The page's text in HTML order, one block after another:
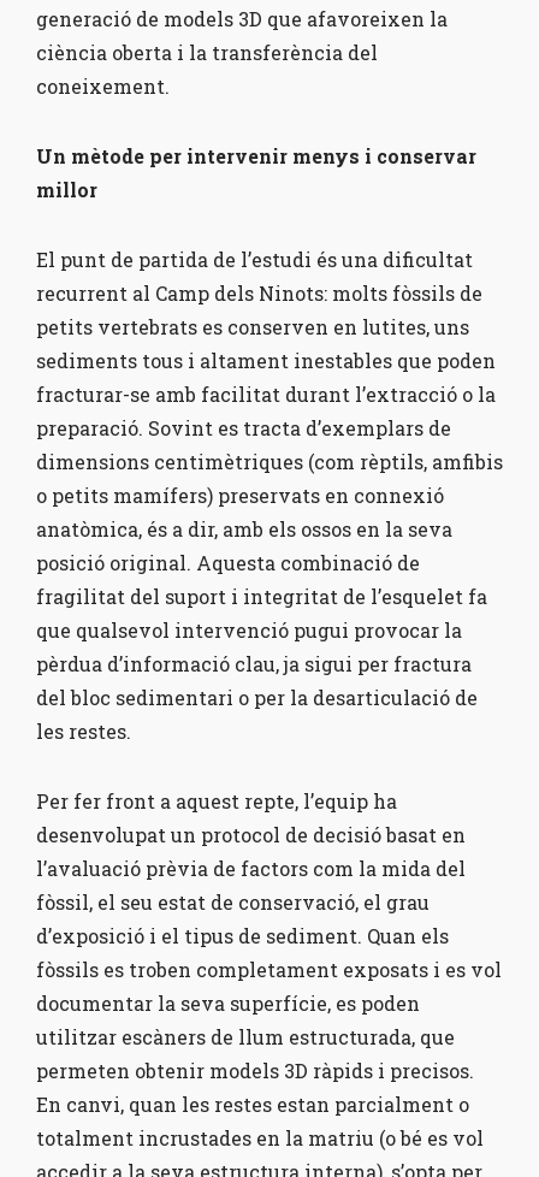
generació de models 3D que afavoreixen la
ciència oberta i la transferència del
coneixement.
Un mètode per intervenir menys i conservar
millor
El punt de partida de l’estudi és una dificultat
recurrent al Camp dels Ninots: molts fòssils de
petits vertebrats es conserven en lutites, uns
sediments tous i altament inestables que poden
fracturar-se amb facilitat durant l’extracció o la
preparació. Sovint es tracta d’exemplars de
dimensions centimètriques (com rèptils, amfibis
o petits mamífers) preservats en connexió
anatòmica, és a dir, amb els ossos en la seva
posició original. Aquesta combinació de
fragilitat del suport i integritat de l’esquelet fa
que qualsevol intervenció pugui provocar la
pèrdua d’informació clau, ja sigui per fractura
del bloc sedimentari o per la desarticulació de
les restes.
Per fer front a aquest repte, l’equip ha
desenvolupat un protocol de decisió basat en
l’avaluació prèvia de factors com la mida del
fòssil, el seu estat de conservació, el grau
d’exposició i el tipus de sediment. Quan els
fòssils es troben completament exposats i es vol
documentar la seva superfície, es poden
utilitzar escàners de llum estructurada, que
permeten obtenir models 3D ràpids i precisos.
En canvi, quan les restes estan parcialment o
totalment incrustades en la matriu (o bé es vol
accedir a la seva estructura interna), s’opta per